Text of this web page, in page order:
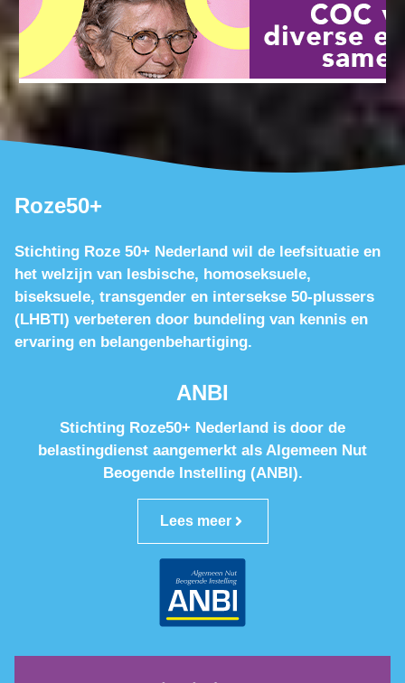
Roze50+
Stichting Roze 50+ Nederland wil de leefsituatie en
het welzijn van lesbische, homoseksuele,
biseksuele, transgender en intersekse 50-plussers
(LHBTI) verbeteren door bundeling van kennis en
ervaring en belangenbehartiging.
ANBI
Stichting Roze50+ Nederland is door de
belastingdienst aangemerkt als Algemeen Nut
Beogende Instelling (ANBI).
Lees meer